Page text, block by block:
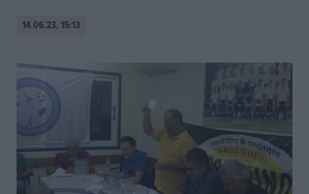
14.06.23, 15:13